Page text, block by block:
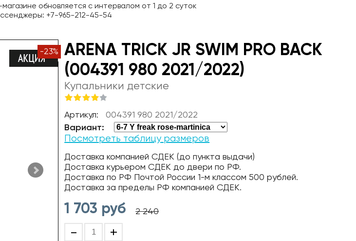
обновляется с интервалом от 1 до 2 суток
+7-965-212-45-54
-23%
ARENA TRICK JR SWIM PRO BACK
(004391 980 2021/2022)
Купальники детские
Артикул: 004391 980 2021/2022
Вариант:
Посмотреть таблицу размеров
Доставка компанией СДЕК (до пункта выдачи)
Доставка курьером СДЕК до двери по РФ.
Доставка по РФ Почтой России 1-м классом 500 рублей.
Доставка за пределы РФ компанией СДЕК.
1 703 руб 2 240
- +